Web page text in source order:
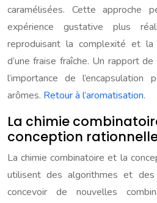
caramélisées. Cette approche
expérience gustative plus
reproduisant la complexité et
d’une fraise fraîche. Un rapport
l’importance de
arômes. Retour à l’aromatisation.
La chimie
conception
La chimie combinatoire et la
utilisent des algorithmes et
concevoir de nouvelles